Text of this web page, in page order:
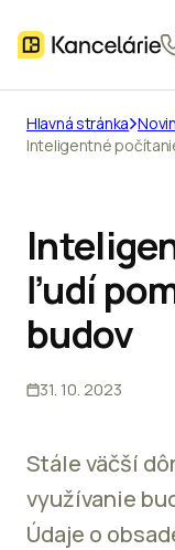
Hlavná stránka
Inteligentné
ľudí
budov
31. 10. 2023
Stále väčší
využívanie
Údaje o